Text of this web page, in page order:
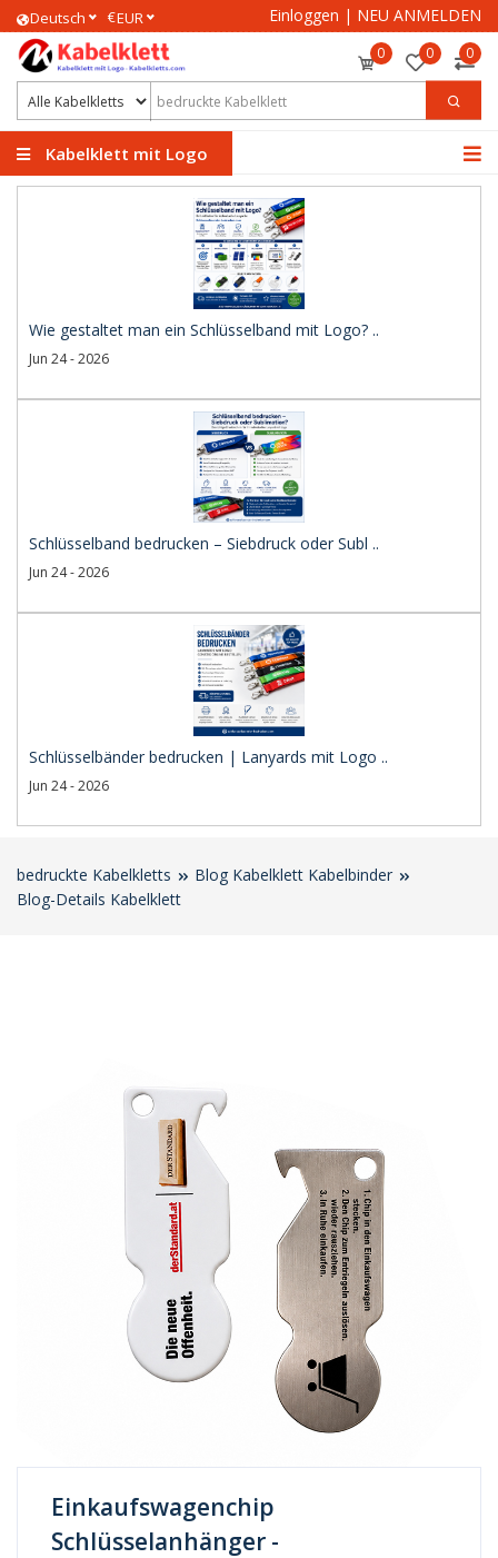
Deutsch €EUR Einloggen | NEU ANMELDEN
0 0 0
Kabelklett mit Logo
Wie gestaltet man ein Schlüsselband mit Logo? ..
Jun 24 - 2026
Schlüsselband bedrucken – Siebdruck oder Subl ..
Jun 24 - 2026
Schlüsselbänder bedrucken | Lanyards mit Logo ..
Jun 24 - 2026
bedruckte Kabelkletts
Blog Kabelklett Kabelbinder
Blog-Details Kabelklett
Einkaufswagenchip
Schlüsselanhänger -